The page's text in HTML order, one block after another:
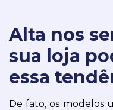
Alta nos
sua loja
essa
De fato, os modelos